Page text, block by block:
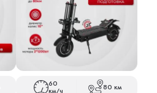
60
км/ч 80 км